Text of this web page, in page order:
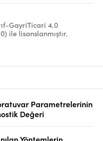
Parametrelerinin
Değeri
GayriTicari 4.0
ile lisanslanmıştır.